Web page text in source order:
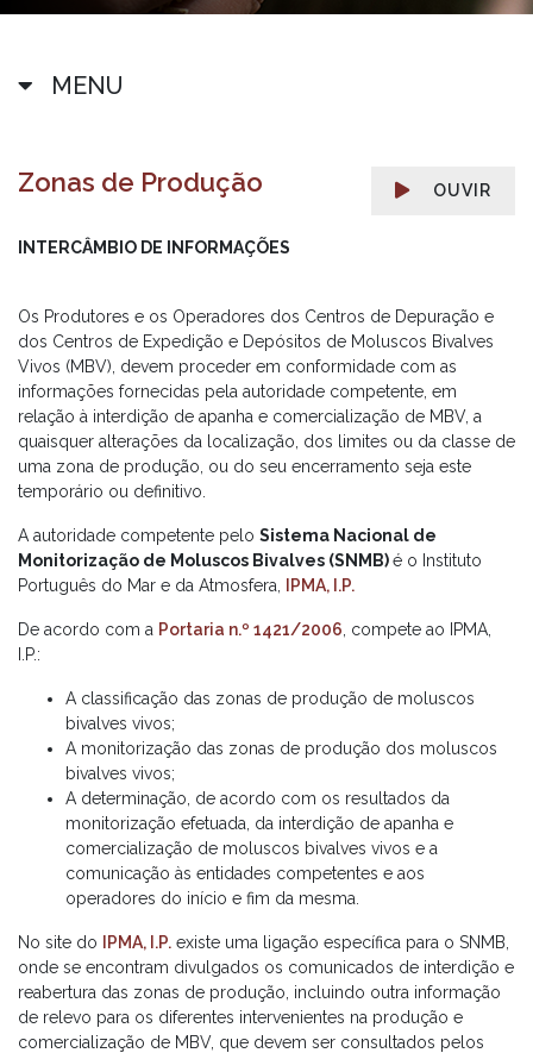
MENU
OUVIR
Zonas de Produção
INTERCÂMBIO DE INFORMAÇÕES
Os Produtores e os Operadores dos Centros de Depuração e
dos Centros de Expedição e Depósitos de Moluscos Bivalves
Vivos (MBV), devem proceder em conformidade com as
informações fornecidas pela autoridade competente, em
relação à interdição de apanha e comercialização de MBV, a
quaisquer alterações da localização, dos limites ou da classe de
uma zona de produção, ou do seu encerramento seja este
temporário ou definitivo.
A autoridade competente pelo Sistema Nacional de
Monitorização de Moluscos Bivalves (SNMB)é o Instituto
Português do Mar e da Atmosfera,
IPMA, I.P.
De acordo com a Portaria n.º 1421/2006 , compete ao IPMA,
I.P.:
A classificação das zonas de produção de moluscos
bivalves vivos;
A monitorização das zonas de produção dos moluscos
bivalves vivos;
A determinação, de acordo com os resultados da
monitorização efetuada, da interdição de apanha e
comercialização de moluscos bivalves vivos e a
comunicação às entidades competentes e aos
operadores do início e fim da mesma.
No site do IPMA, I.P. existe uma ligação específica para o SNMB,
onde se encontram divulgados os comunicados de interdição e
reabertura das zonas de produção, incluindo outra informação
de relevo para os diferentes intervenientes na produção e
comercialização de MBV, que devem ser consultados pelos